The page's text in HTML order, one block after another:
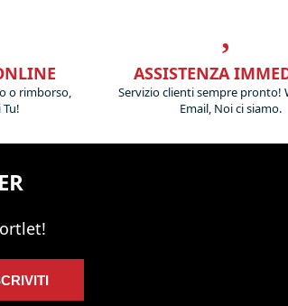
o rimborso,
ASSISTENZA
Servizio clienti sempre pronto!
Email, Noi ci siamo.